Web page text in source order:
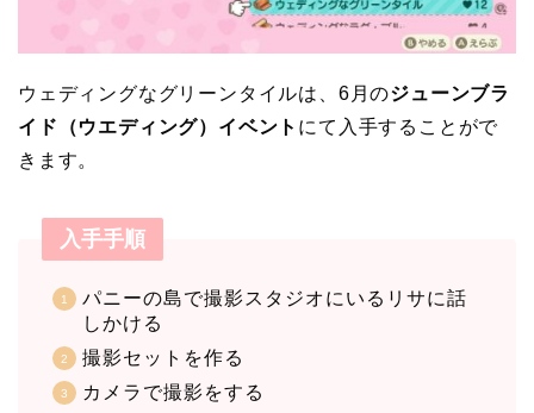
ウェディングなグリーンタイルは、6月のジューンブラ
イド（ウエディング）イベント にて入手することがで
きます。
入手手順
パニーの島で撮影スタジオにいるリサに話
しかける
撮影セットを作る
カメラで撮影をする